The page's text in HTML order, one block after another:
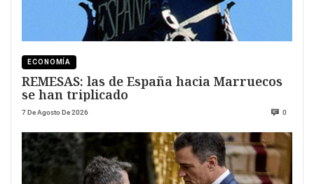
ECONOMÍA
REMESAS: las de España hacia Marruecos
se han triplicado
7 De Agosto De 2026 0